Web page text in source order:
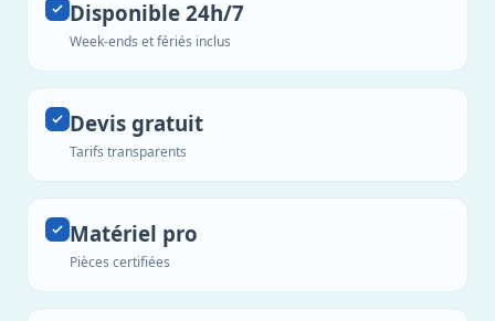
Disponible 24h/7
Week-ends et fériés inclus
Devis gratuit
Tarifs transparents
Matériel pro
Pièces certifiées